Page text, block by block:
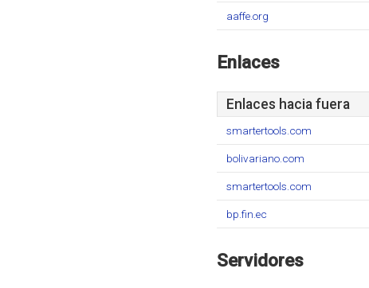
aaffe.org
Enlaces
Enlaces hacia fuera
smartertools.com
bolivariano.com
smartertools.com
bp.fin.ec
Servidores